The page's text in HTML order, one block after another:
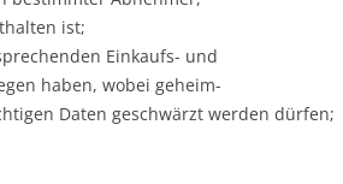
ist;
Einkaufs- und
haben, wobei geheim-
Daten geschwärzt werden dürfen;